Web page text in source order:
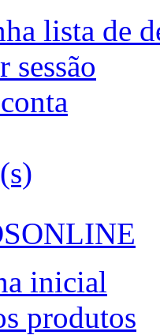
lista de
sessão
inicial
produtos